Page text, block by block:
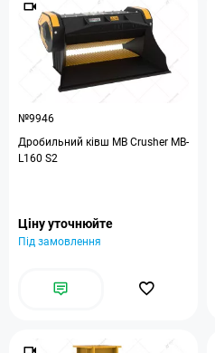
№9946
Дробильний ківш MB Crusher MB-
L160 S2
Ціну уточнюйте
Під замовлення